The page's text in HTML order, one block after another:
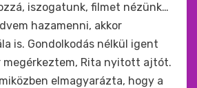
iszogatunk, filmet nézünk…
hazamenni, akkor
is. Gondolkodás nélkül igent
megérkeztem, Rita nyitott ajtót.
elmagyarázta, hogy a